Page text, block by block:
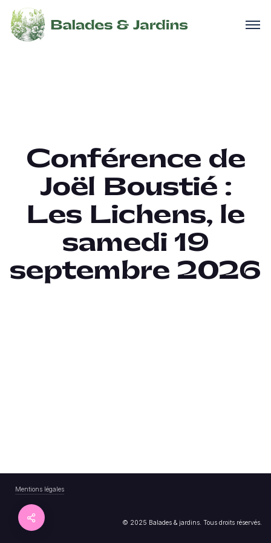
Conférence de
Joël Boustié :
Les Lichens, le
samedi 19
septembre 2026
Mentions légales
© 2025 Balades & jardins. Tous droits réservés.